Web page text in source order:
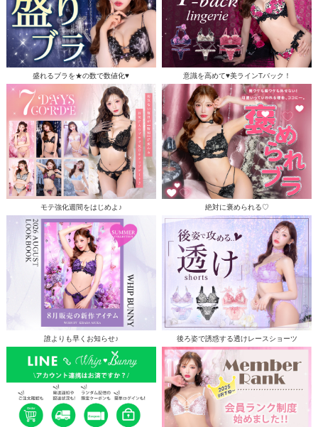
盛れるブラを★の数で数値化♥ 意識を高めて♥美ラインTバック！
モテ強化週間をはじめよ♪ 絶対に褒められる♡
誰よりも早くお知らせ♪ 後ろ姿で誘惑する透けレースショーツ